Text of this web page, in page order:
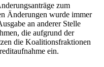
zum
Änderungen wurde immer
an anderer Stelle
die aufgrund der
die Koalitionsfraktionen
ein.